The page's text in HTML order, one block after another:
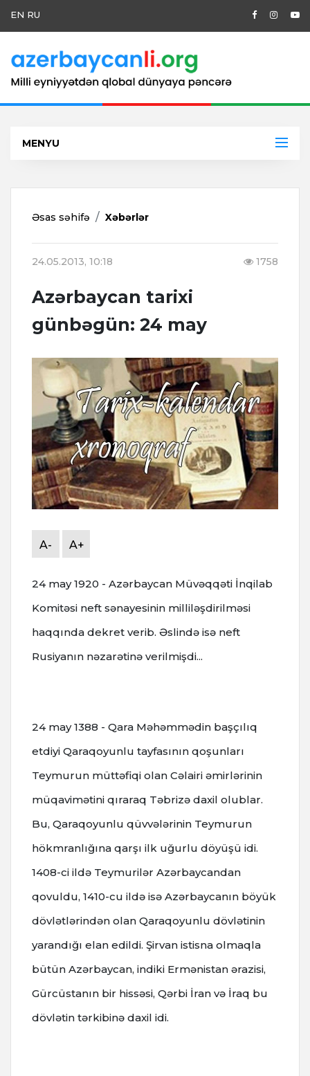
EN RU
MENYU
Əsas səhifə Xəbərlər
24.05.2013, 10:18 1758
Azərbaycan tarixi
günbəgün: 24 may
A- A+
24 may 1920 - Azərbaycan Müvəqqəti İnqilab
Komitəsi neft sənayesinin milliləşdirilməsi
haqqında dekret verib. Əslində isə neft
Rusiyanın nəzarətinə verilmişdi...
24 may1388 - Qara Məhəmmədin başçılıq
etdiyi Qaraqoyunlu tayfasının qoşunları
Teymurun müttəfiqi olan Cəlairi əmirlərinin
müqavimətini qıraraq Təbrizə daxil olublar.
Bu, Qaraqoyunlu qüvvələrinin Teymurun
hökmranlığına qarşı ilk uğurlu döyüşü idi.
1408-ci ildə Teymurilər Azərbaycandan
qovuldu, 1410-cu ildə isə Azərbaycanın böyük
dövlətlərindən olan Qaraqoyunlu dövlətinin
yarandığı elan edildi. Şirvan istisna olmaqla
bütün Azərbaycan, indiki Ermənistan ərazisi,
Gürcüstanın bir hissəsi, Qərbi İran və İraq bu
dövlətin tərkibinə daxil idi.